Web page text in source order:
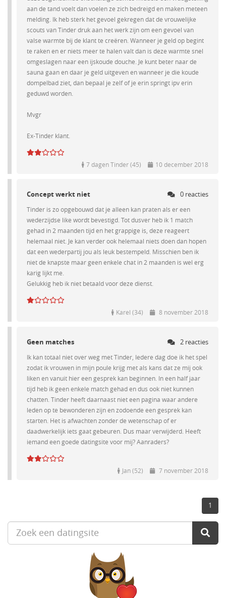
aan de tand voelt dan voelen ze zich bedreigd en maken meteen
melding. Ik heb sterk het gevoel gekregen dat de vrouwelijke
scouts van Tinder druk aan het werk zijn om een gevoel van
valse warmte bij de klant te creëren. Wanneer je geld op begint
te raken en er niets meer te halen valt dan is deze warmte snel
omgeslagen naar een ijskoude douche. Je kunt beter naar de
sauna gaan en daar je geld uitgeven en wanneer je die koude
dompelbad ziet, dan bepaal je zelf of je erin springt ipv erin
geduwd worden.
Mvgr
Ex-Tinder klant.
7 dagen Tinder (45) 10 december 2018
Concept werkt niet 0 reacties
Tinder is zo opgebouwd dat je alleen kan praten als er een
wederzijdse like wordt bevestigd. Tot dusver heb ik 1 match
gehad in 2 maanden tijd en het grappige is, deze reageert
helemaal niet. Je kan verder ook helemaal niets doen dan hopen
dat een wederpartij jou als leuk bestempeld. Misschien ben ik
niet de knapste maar geen enkele chat in 2 maanden is wel erg
karig lijkt me.
Gelukkig heb ik niet betaald voor deze dienst.
Karel (34) 8 november 2018
Geen matches 2 reacties
Ik kan totaal niet over weg met Tinder, Iedere dag doe ik het spel
zodat ik vrouwen in mijn poule krijg met als kans dat ze mij ook
liken en vanuit hier een gesprek kan beginnen. In een half jaar
tijd heb ik geen enkele match gehad en dus ook niet kunnen
chatten. Tinder heeft daarnaast niet een pagina waar andere
leden op te bewonderen zijn en zodoende een gesprek kan
starten. Het is afwachten zonder de wetenschap of er
daadwerkelijk iets gaat gebeuren. Dus maar verwijderd. Heeft
iemand een goede datingsite voor mij? Aanraders?
Jan (52) 7 november 2018
1